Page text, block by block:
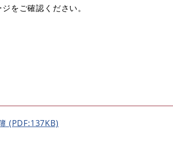
をご確認ください。
(PDF:137KB)